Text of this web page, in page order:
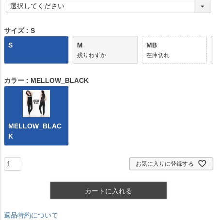
(
サイズ
S
S
M
残りわずか
MB
在庫切れ
カラー MELLOW_BLACK
MELLOW_BLAC
K
お気に入りに登録する
カートに入れる
返品特約について